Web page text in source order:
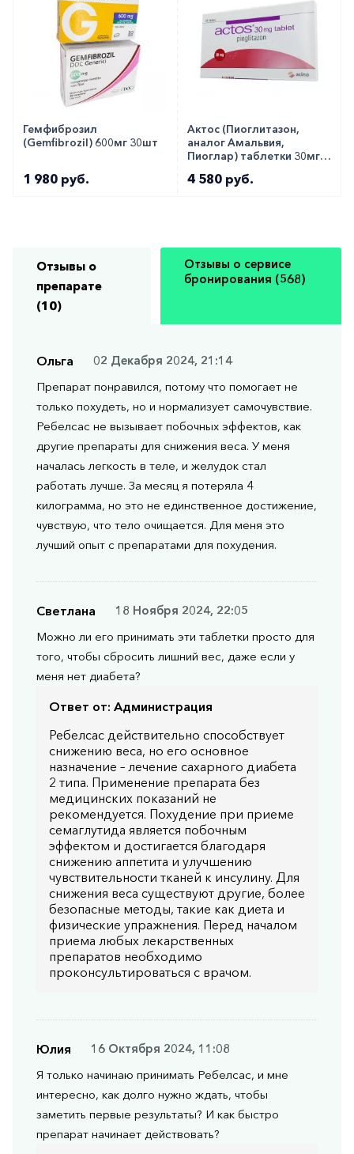
Гемфиброзил
(Gemfibrozil) 600мг 30шт
1 980 руб.
Актос (Пиоглитазон,
аналог Амальвия,
Пиоглар) таблетки 30мг
4 580 руб.
Отзывы о
препарате
(10)
Отзывы о сервисе
бронирования (568)
Ольга
02 Декабря 2024, 21:14
Препарат понравился, потому что помогает не
только похудеть, но и нормализует самочувствие.
Ребелсас не вызывает побочных эффектов, как
другие препараты для снижения веса. У меня
началась легкость в теле, и желудок стал
работать лучше. За месяц я потеряла 4
килограмма, но это не единственное достижение,
чувствую, что тело очищается. Для меня это
лучший опыт с препаратами для похудения.
Светлана
18 Ноября 2024, 22:05
Можно ли его принимать эти таблетки просто для
того, чтобы сбросить лишний вес, даже если у
меня нет диабета?
Ответ от: Администрация
Ребелсас действительно способствует
снижению веса, но его основное
назначение – лечение сахарного диабета
2 типа. Применение препарата без
медицинских показаний не
рекомендуется. Похудение при приеме
семаглутида является побочным
эффектом и достигается благодаря
снижению аппетита и улучшению
чувствительности тканей к инсулину. Для
снижения веса существуют другие, более
безопасные методы, такие как диета и
физические упражнения. Перед началом
приема любых лекарственных
препаратов необходимо
проконсультироваться с врачом.
Юлия
16 Октября 2024, 11:08
Я только начинаю принимать Ребелсас, и мне
интересно, как долго нужно ждать, чтобы
заметить первые результаты? И как быстро
препарат начинает действовать?